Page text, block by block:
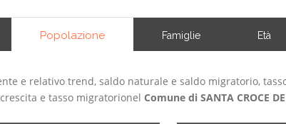
Popolazione Famiglie Età
e relativo trend, saldo naturale e saldo migratorio,
e tasso migratorionel Comune di SANTA CROCE